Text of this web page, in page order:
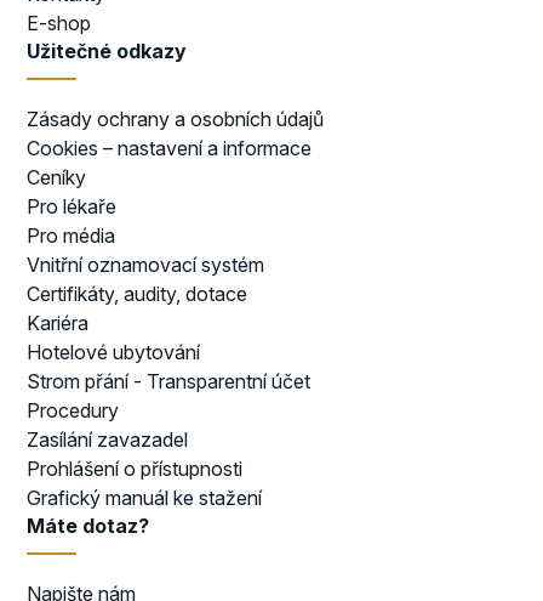
E-shop
Užitečné odkazy
Zásady ochrany a osobních údajů
Cookies – nastavení a informace
Ceníky
Pro lékaře
Pro média
Vnitřní oznamovací systém
Certifikáty, audity, dotace
Kariéra
Hotelové ubytování
Strom přání - Transparentní účet
Procedury
Zasílání zavazadel
Prohlášení o přístupnosti
Grafický manuál ke stažení
Máte dotaz?
Napište nám